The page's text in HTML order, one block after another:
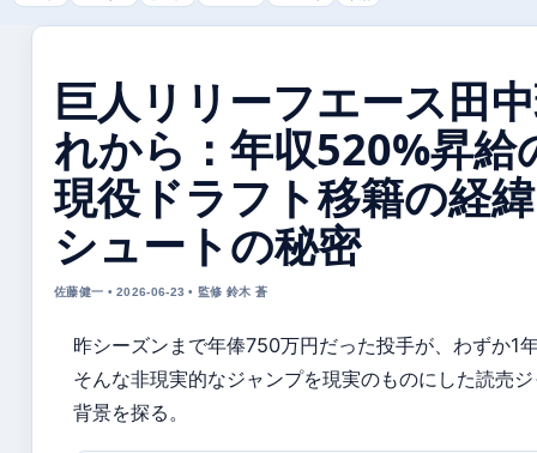
巨人リリーフエース田
れから：年収520%昇給
現役ドラフト移籍の経
シュートの秘密
佐藤健一 • 2026-06-23 • 監修 鈴木 蒼
昨シーズンまで年俸750万円だった投手が、わずか1
そんな非現実的なジャンプを現実のものにした読売
背景を探る。